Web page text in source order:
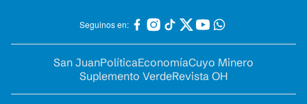
Seguinos en:
San JuanPolíticaEconomíaCuyo Minero
Suplemento VerdeRevista OH